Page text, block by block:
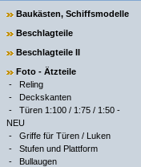
Baukästen, Schiffsmodelle
Beschlagteile
Beschlagteile II
Foto - Ätzteile
- Reling
- Deckskanten
- Türen 1:100 / 1:75 / 1:50 -
NEU
- Griffe für Türen / Luken
- Stufen und Plattform
- Bullaugen